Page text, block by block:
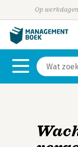
Op